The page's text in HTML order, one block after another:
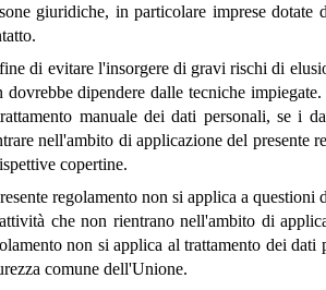
giuridiche, in particolare imprese
di evitare l'insorgere di gravi rischi di
dovrebbe dipendere dalle tecniche
manuale dei dati personali, se i
nell'ambito di applicazione del presente
copertine.
regolamento non si applica a
che non rientrano nell'ambito di
non si applica al trattamento dei
comune dell'Unione.